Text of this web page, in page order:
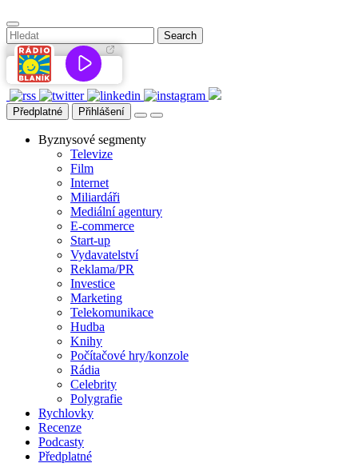
Předplatné Přihlášení
Byznysové segmenty
Televize
Film
Internet
Miliardáři
Mediální agentury
E-commerce
Start-up
Vydavatelství
Reklama/PR
Investice
Marketing
Telekomunikace
Hudba
Knihy
Počítačové hry/konzole
Rádia
Celebrity
Polygrafie
Rychlovky
Recenze
Podcasty
Předplatné